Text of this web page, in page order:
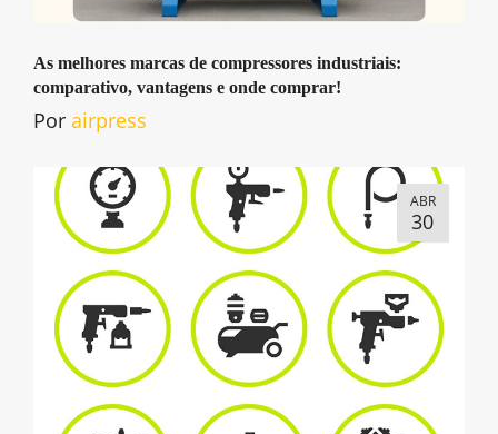
As melhores marcas de compressores industriais:
comparativo, vantagens e onde comprar!
Por airpress
ABR
30